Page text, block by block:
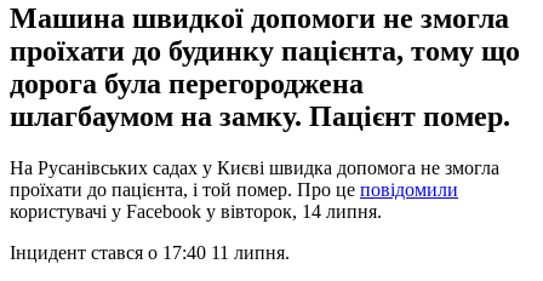
Машина швидкої допомоги не змогла
проїхати до будинку пацієнта, тому що
дорога була перегороджена
шлагбаумом на замку. Пацієнт помер.
На Русанівських садах у Києві швидка допомога не змогла
проїхати до пацієнта, і той помер. Про це повідомили
користувачі у Facebook у вівторок, 14 липня.
Інцидент стався о 17:40 11 липня.